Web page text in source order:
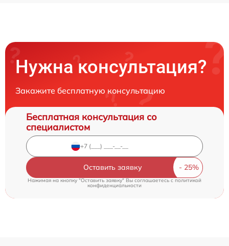
Нужна консультация?
Закажите бесплатную консультацию
Бесплатная консультация со
специалистом
Оставить заявку
Нажимая на кнопку "Оставить заявку" Вы соглашаетесь cполитикой
конфиденциальности